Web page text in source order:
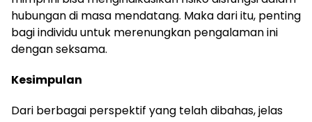
hubungan di masa mendatang. Maka dari itu, penting
bagi individu untuk merenungkan pengalaman ini
dengan seksama.
Kesimpulan
Dari berbagai perspektif yang telah dibahas, jelas